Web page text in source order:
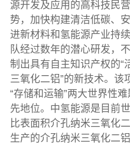
源开发及应用的高科技民
势，加快构建清洁低碳、
进新材料和氢能源产业持
队经过数年的潜心研发，
制出具有自主知识产权的“
三氧化二铝”的新技术。该
“存储和运输”两大世界性
先地位。中氢能源是目前
比表面积介孔纳米三氧化
生产的介孔纳米三氧化二